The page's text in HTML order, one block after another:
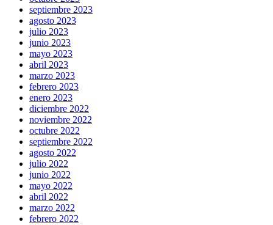
septiembre 2023
agosto 2023
julio 2023
junio 2023
mayo 2023
abril 2023
marzo 2023
febrero 2023
enero 2023
diciembre 2022
noviembre 2022
octubre 2022
septiembre 2022
agosto 2022
julio 2022
junio 2022
mayo 2022
abril 2022
marzo 2022
febrero 2022